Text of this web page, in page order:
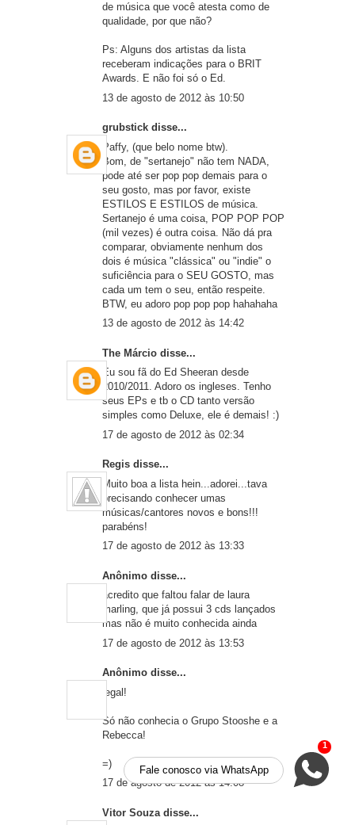
de música que você atesta como de
qualidade, por que não?
Ps: Alguns dos artistas da lista
receberam indicações para o BRIT
Awards. E não foi só o Ed.
13 de agosto de 2012 às 10:50
grubstick disse...
Paffy, (que belo nome btw).
Bom, de "sertanejo" não tem NADA,
pode até ser pop pop demais para o
seu gosto, mas por favor, existe
ESTILOS E ESTILOS de música.
Sertanejo é uma coisa, POP POP POP
(mil vezes) é outra coisa. Não dá pra
comparar, obviamente nenhum dos
dois é música "clássica" ou "indie" o
suficiência para o SEU GOSTO, mas
cada um tem o seu, então respeite.
BTW, eu adoro pop pop pop hahahaha
13 de agosto de 2012 às 14:42
The Márcio disse...
Eu sou fã do Ed Sheeran desde
2010/2011. Adoro os ingleses. Tenho
seus EPs e tb o CD tanto versão
simples como Deluxe, ele é demais! :)
17 de agosto de 2012 às 02:34
Regis disse...
Muito boa a lista hein...adorei...tava
precisando conhecer umas
músicas/cantores novos e bons!!!
parabéns!
17 de agosto de 2012 às 13:33
Anônimo disse...
acredito que faltou falar de laura
marling, que já possui 3 cds lançados
mas não é muito conhecida ainda
17 de agosto de 2012 às 13:53
Anônimo disse...
legal!
Só não conhecia o Grupo Stooshe e a
Rebecca!
=)
17 de agosto de 2012 às 14:08
Vitor Souza disse...
1
Fale conosco via WhatsApp